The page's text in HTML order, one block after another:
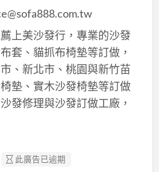
上美沙發行，專業的沙發
套、貓抓布椅墊等訂做，
、新北市、桃園與新竹苗
墊、實木沙發椅墊等訂做
發修理與沙發訂做工廠，
此廣告已逾期